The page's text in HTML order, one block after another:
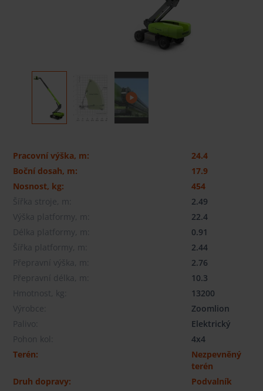
Pracovní výška, m:
24.4
Boční dosah, m:
17.9
Nosnost, kg:
454
Šířka stroje, m:
2.49
Výška platformy, m:
22.4
Délka platformy, m:
0.91
Šířka platformy, m:
2.44
Přepravní výška, m:
2.76
Přepravní délka, m:
10.3
Hmotnost, kg:
13200
Výrobce:
Zoomlion
Palivo:
Elektrický
Pohon kol:
4x4
Terén:
Nezpevněný
terén
Druh dopravy:
Podvalník